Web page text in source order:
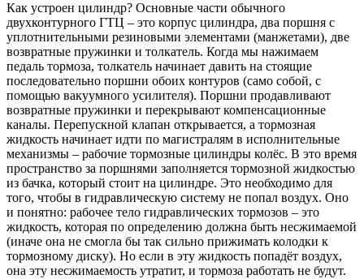
Как устроен цилиндр? Основные части обычного
двухконтурного ГТЦ – это корпус цилиндра, два поршня с
уплотнительными резиновыми элементами (манжетами), две
возвратные пружинки и толкатель. Когда мы нажимаем
педаль тормоза, толкатель начинает давить на стоящие
последовательно поршни обоих контуров (само собой, с
помощью вакуумного усилителя). Поршни продавливают
возвратные пружинки и перекрывают компенсационные
каналы. Перепускной клапан открывается, а тормозная
жидкость начинает идти по магистралям в исполнительные
механизмы – рабочие тормозные цилиндры колёс. В это время
пространство за поршнями заполняется тормозной жидкостью
из бачка, который стоит на цилиндре. Это необходимо для
того, чтобы в гидравлическую систему не попал воздух. Оно
и понятно: рабочее тело гидравлических тормозов – это
жидкость, которая по определению должна быть несжимаемой
(иначе она не смогла бы так сильно прижимать колодки к
тормозному диску). Но если в эту жидкость попадёт воздух,
она эту несжимаемость утратит, и тормоза работать не будут.